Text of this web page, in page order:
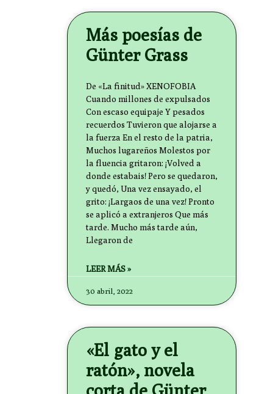
Más poesías de
Günter Grass
De «La finitud» XENOFOBIA
Cuando millones de expulsados
Con escaso equipaje Y pesados
recuerdos Tuvieron que alojarse a
la fuerza En el resto de la patria,
Muchos lugareños Molestos por
la fluencia gritaron: ¡Volved a
donde estabais! Pero se quedaron,
y quedó, Una vez ensayado, el
grito: ¡Largaos de una vez! Pronto
se aplicó a extranjeros Que más
tarde. Mucho más tarde aún,
Llegaron de
LEER MÁS »
30 abril, 2022
«El gato y el
ratón», novela